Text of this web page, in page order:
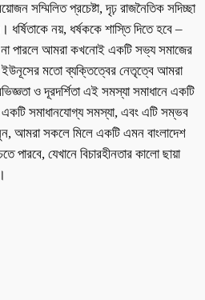
সম্মিলিত প্রচেষ্টা, দৃঢ় রাজনৈতিক সদিচ্ছা
নয়, ধর্ষককে শাস্তি দিতে হবে –
না পারলে আমরা কখনোই একটি সভ্য সমাজের
ইউনূসের মতো ব্যক্তিত্বের নেতৃত্বে আমরা
ও দূরদর্শিতা এই সমস্যা সমাধানে একটি
একটি সমাধানযোগ্য সমস্যা, এবং এটি সম্ভব
আমরা সকলে মিলে একটি এমন বাংলাদেশ
পারবে, যেখানে বিচারহীনতার কালো ছায়া